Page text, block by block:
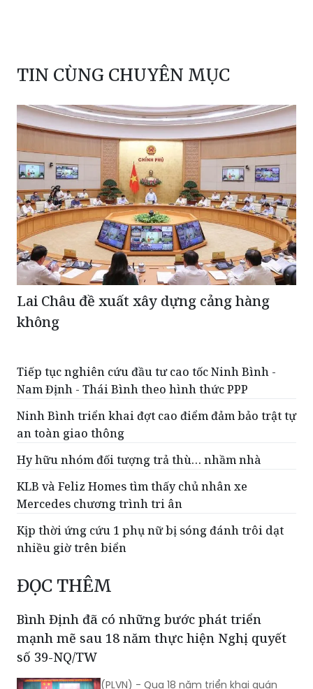
Lai Châu đề xuất xây dựng cảng hàng
không
Tiếp tục nghiên cứu đầu tư cao tốc Ninh Bình -
Ninh Bình triển khai đợt cao điểm đảm bảo trật tự
an toàn giao thông
Hy hữu nhóm đối tượng trả thù… nhầm nhà
Mercedes chương trình tri ân
Kịp thời ứng cứu 1 phụ nữ bị sóng đánh trôi dạt
nhiều giờ trên biển
ĐỌC THÊM
Bình Định đã có những bước phát triển
số 39-NQ/TW
(PLVN) - Qua 18 năm triển khai quán
39-NQ/TW và sau này là Kết luận số